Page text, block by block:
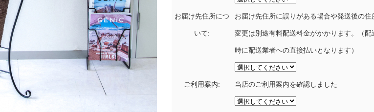
お届け先住所につ
いて:
お届け先住所に誤りがある場合や発送後の住
変更は別途有料配送料金がかかります。（配
時に配送業者への直接払いとなります）
ご利用案内: 当店のご利用案内を確認しました